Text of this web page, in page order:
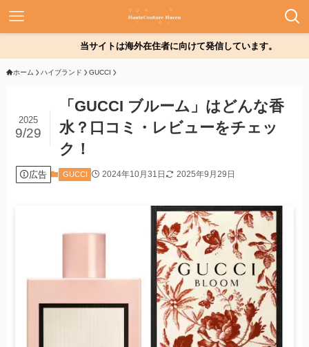
当サイトは海外在住者に向けて発信しています。
ホーム ハイブランド GUCCI
「GUCCI ブルーム」はどんな香
水？口コミ・レビューをチェッ
ク！
2025
9/29
広告 GUCCI 2024年10月31日 2025年9月29日